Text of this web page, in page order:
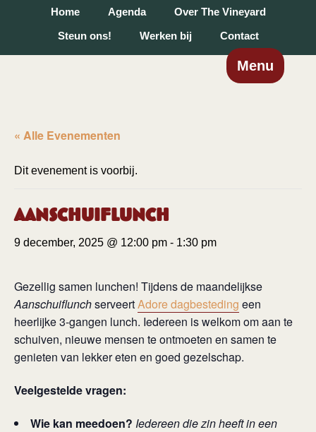
Home Agenda
Over The Vineyard
Steun ons!
Werken bij Contact
Menu
« Alle Evenementen
Dit evenement is voorbij.
Aanschuiflunch
9 december, 2025 @ 12:00 pm - 1:30 pm
Gezellig samen lunchen! Tijdens de maandelijkse
AanschuiflunchserveertAdore dagbesteding een
heerlijke 3-gangen lunch. Iedereen is welkom om aan te
schuiven, nieuwe mensen te ontmoeten en samen te
genieten van lekker eten en goed gezelschap.
Veelgestelde vragen:
Wie kan meedoen? Iedereen die zin heeft in een